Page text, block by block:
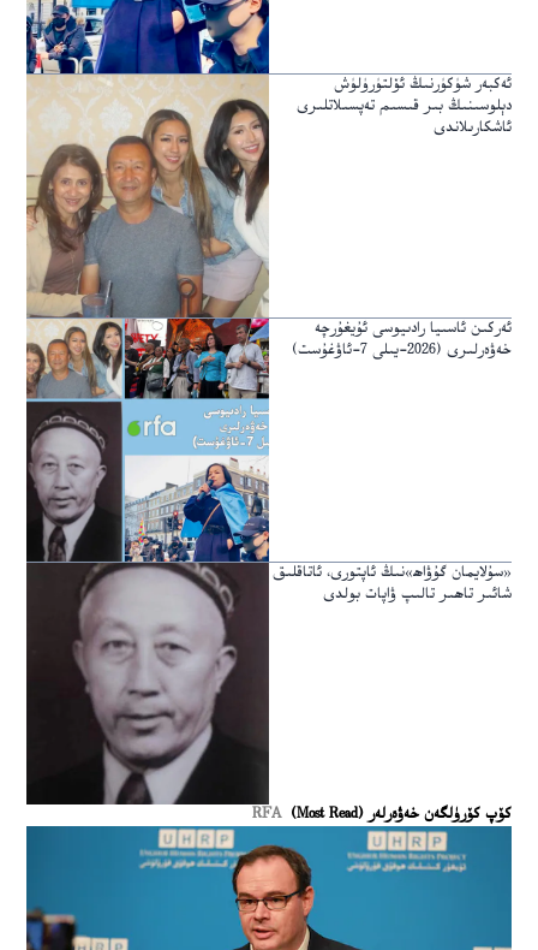
ئەكبەر شۈكۈرنىڭ ئۆلتۈرۈلۈش
دېلوسىنىڭ بىر قىسىم تەپسىلاتلىرى
ئاشكارىلاندى
ئەركىن ئاسىيا رادىيوسى ئۇيغۇرچە
خەۋەرلىرى (2026-يىلى 7-ئاۋغۇست)
«سۇلايمان گۇۋاھ»نىڭ ئاپتورى، ئاتاقلىق
شائىر تاھىر تالىپ ۋاپات بولدى
كۆپ كۆرۈلگەن خەۋەرلەر (Most Read) RFA